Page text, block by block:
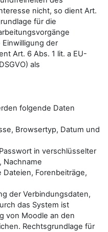
nicht, so dient Art.
für die
der
Art. 6 Abs. 1 lit. a EU-
als
folgende Daten
Browsertyp, Datum und
in verschlüsselter
Nachname
Forenbeiträge,
der Verbindungsdaten,
das System ist
von Moodle an den
Rechtsgrundlage für